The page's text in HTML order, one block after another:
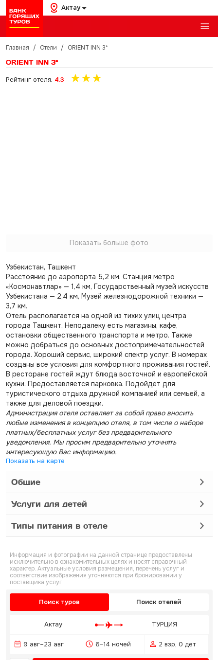
Актау
Главная / Отели / ORIENT INN 3*
ORIENT INN 3*
Рейтинг отеля: 4.3
Показать больше фото
Узбекистан, Ташкент
Расстояние до аэропорта 5,2 км. Станция метро
«Космонавтлар» — 1,4 км, Государственный музей искусств
Узбекистана — 2,4 км, Музей железнодорожной техники —
3,7 км.
Отель располагается на одной из тихих улиц центра
города Ташкент. Неподалеку есть магазины, кафе,
остановки общественного транспорта и метро. Также
можно добраться до основных достопримечательностей
города. Хороший сервис, широкий спектр услуг. В номерах
созданы все условия для комфортного проживания гостей.
В ресторане гостей ждут блюда восточной и европейской
кухни. Предоставляется парковка. Подойдет для
туристического отдыха дружной компанией или семьей, а
также для деловой поездки.
Администрация отеля оставляет за собой право вносить
любые изменения в концепцию отеля, в том числе о наборе
платных/бесплатных услуг без предварительного
уведомления. Мы просим предварительно уточнять
интересующую Вас информацию.
Показать на карте
Общие
Услуги для детей
Типы питания в отеле
Информация и фотографии на данной странице предоставлены
исключительно в ознакомительных целях и носят справочный
характер. Актуальные условия размещения, перечень услуг и
соответствие изображения уточняются при бронировании у
поставщика услуг.
Поиск туров Поиск отелей
Актау ТУРЦИЯ
9 авг–23 авг 6–14 ночей 2 взр, 0 дет